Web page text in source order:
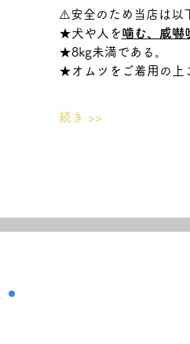
⚠️安全のため当店は以
★犬や人を噛む、威嚇
★8kg未満である。
★オムツをご着用の上
続き >>